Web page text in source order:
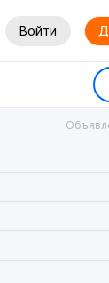
Войти